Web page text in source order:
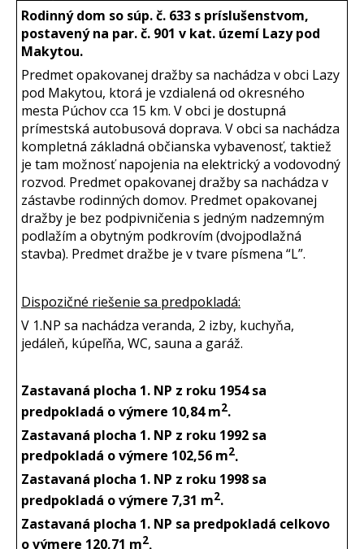
Rodinný dom so súp. č. 633 s príslušenstvom,
postavený na par. č. 901 v kat. území Lazy pod
Makytou.
Predmet opakovanej dražby sa nachádza v obci Lazy
pod Makytou, ktorá je vzdialená od okresného
mesta Púchov cca 15 km. V obci je dostupná
prímestská autobusová doprava. V obci sa nachádza
kompletná základná občianska vybavenosť, taktiež
je tam možnosť napojenia na elektrický a vodovodný
rozvod. Predmet opakovanej dražby sa nachádza v
zástavbe rodinných domov. Predmet opakovanej
dražby je bez podpivničenia s jedným nadzemným
podlažím a obytným podkrovím (dvojpodlažná
stavba). Predmet dražbe je v tvare písmena “L”.
Dispozičné riešenie sa predpokladá:
V 1.NP sa nachádza veranda, 2 izby, kuchyňa,
jedáleň, kúpeľňa, WC, sauna a garáž.
Zastavaná plocha 1. NP z roku 1954 sa
predpokladá o výmere 10,84 m2.
Zastavaná plocha 1. NP z roku 1992 sa
predpokladá o výmere 102,56 m2.
Zastavaná plocha 1. NP z roku 1998 sa
predpokladá o výmere 7,31 m2.
Zastavaná plocha 1. NP sa predpokladá celkovo
o výmere 120,71 m2.